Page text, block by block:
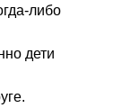
либо
дети